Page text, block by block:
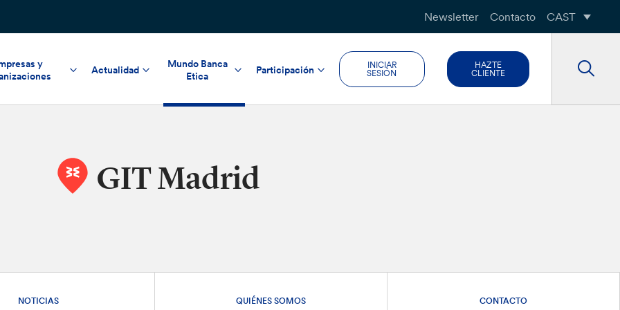
Newsletter Contacto CAST
y
Actualidad
Mundo Banca
Etica
Participación
INICIAR
SESIÓN
HAZTE
CLIENTE
GIT Madrid
NOTICIAS QUIÉNES SOMOS CONTACTO